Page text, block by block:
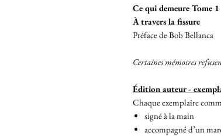
Ce qui demeure Tome 1
À travers la fissure
Préface de Bob Bellanca
Certaines mémoires
Édition auteur -
Chaque exemplaire
signé à la main
accompagné d’un